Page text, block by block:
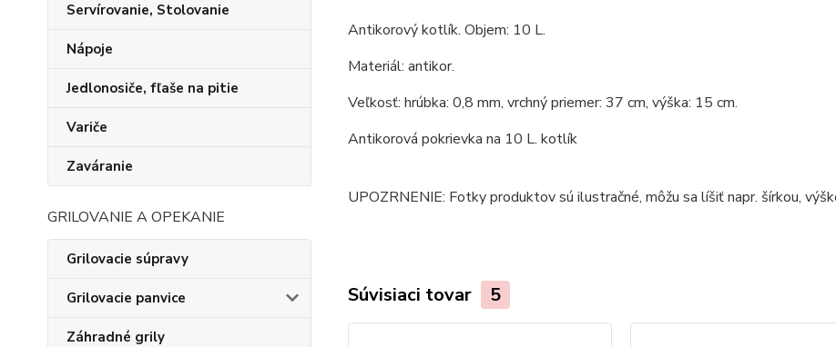
Servírovanie, Stolovanie
Nápoje
Jedlonosiče, fľaše na pitie
Variče
Zaváranie
GRILOVANIE A OPEKANIE
Grilovacie súpravy
Grilovacie panvice
Záhradné grily
Antikorový kotlík. Objem: 10 L.
Materiál: antikor.
Veľkosť: hrúbka: 0,8 mm, vrchný priemer: 37 cm, výška: 15 cm.
Antikorová pokrievka na 10 L. kotlík
UPOZRNENIE: Fotky produktov sú ilustračné, môžu sa líšiť napr. šírkou,
Súvisiaci tovar 5